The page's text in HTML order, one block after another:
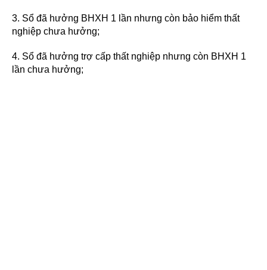
3. Sổ đã hưởng BHXH 1 lần nhưng còn bảo hiểm thất
nghiệp chưa hưởng;
4. Sổ đã hưởng trợ cấp thất nghiệp nhưng còn BHXH 1
lần chưa hưởng;